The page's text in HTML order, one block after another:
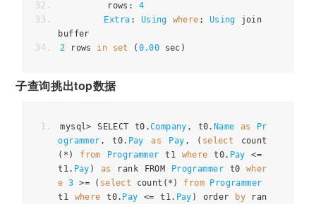
         rows
:
4
Extra : Using where ; Using join
buffer
2 rows in set ( 0.00 sec )
子查询挑出top数据
mysql> SELECT t0 .Company , t0. Name as
Pr
ogrammer , t0. Pay as Pay , ( select count
(*)
from Programmer t1 where t0. Pay
<=
t1. Pay ) as rank FROM Programmer t0 wher
e 3 >= ( select count (*) from
Programmer
t1 where t0. Pay <= t1. Pay ) order by ran